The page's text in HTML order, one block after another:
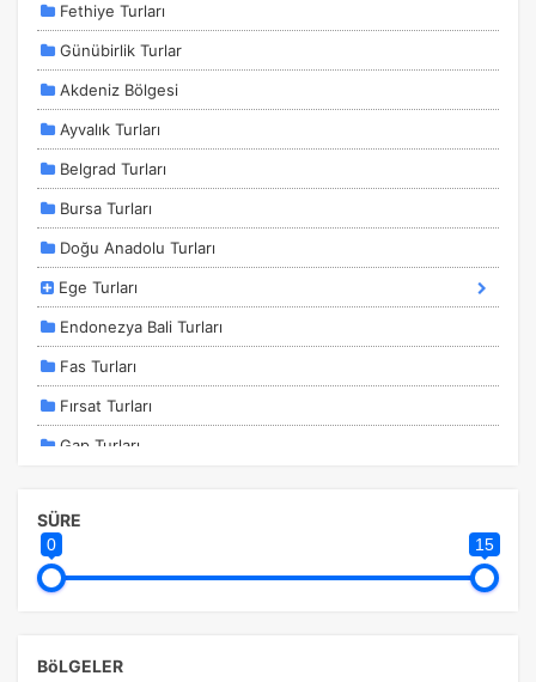
Fethiye Turları
Günübirlik Turlar
Akdeniz Bölgesi
Ayvalık Turları
Belgrad Turları
Bursa Turları
Doğu Anadolu Turları
Ege Turları
Endonezya Bali Turları
Fas Turları
Fırsat Turları
Gap Turları
İstanbul Turları
Kahire - Hurghada Turları
SÜRE
0 15
BöLGELER